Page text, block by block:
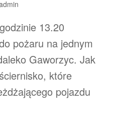
13.20
pożaru na jednym
Gaworzyc. Jak
które
pojazdu